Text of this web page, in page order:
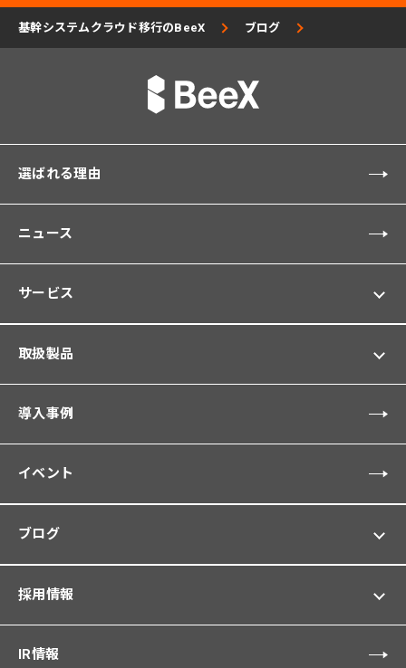
基幹システムクラウド移行のBeeX ブログ
選ばれる理由
ニュース
サービス
取扱製品
導入事例
イベント
ブログ
採用情報
IR情報